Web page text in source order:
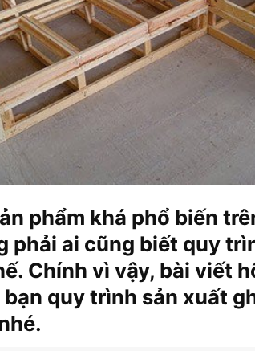
phẩm khá phổ biến
phải ai cũng biết quy
Chính vì vậy, bài viết
quy trình sản xuất